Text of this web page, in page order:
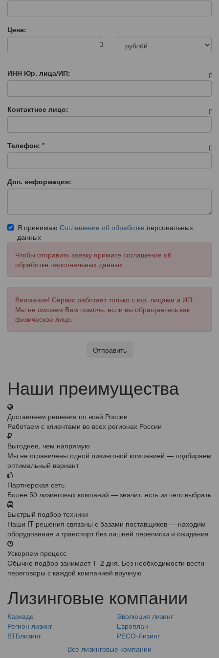
Цена:
ИНН Юр. лица/ИП:
Контактное лицо:
Телефон: *
Доп. информация:
Я принимаю Соглашение об обработке персональных
данных
Чтобы отправить заявку примите соглашение об
обработке персональных данных
Внимание! Сервис работает только с юр. лицами и ИП.
Мы не сможем Вам помочь, если вы обращаетесь как
физическое лицо.
Отправить
Наши преимущества
Доставляем решения по всей России
Работаем с клиентами во всех регионах России
Выгоднее, чем напрямую
Мы не ограничены одной лизинговой компанией — подбираем
оптимальный вариант
Партнерская сеть
Более 50 лизинговых компаний — значит, есть из чего выбрать
Быстрый подбор техники
Наши IT-решения связаны с базами поставщиков — находим
оборудование и транспорт без лишней переписки и ожидания
Ускоряем процесс
Обычно подбор занимает 1–2 дня. Без необходимости вести
переговоры с каждой компанией вручную
Лизинговые компании
Каркаде
Эволюция лизинг
Регион лизинг
Европлан
ВТБлизинг
РЕСО-Лизинг
Все лизинговые компании